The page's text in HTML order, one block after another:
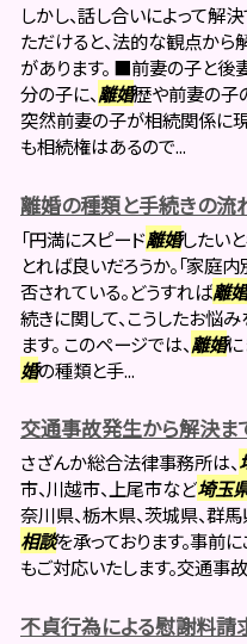
しかし、話し合いによって解
ただけると、法的な観点か
があります。 ■前妻の子と後
分の子に、離婚歴や前妻の子
突然前妻の子が相続関係に現
も相続権はあるので...
離婚の種類と手続きの流
「円満にスピード離婚したい
とれば良いだろうか。「家庭
否されている。どうすれば離婚
続きに関して、こうしたお悩
ます。 このページでは、離婚
婚の種類と手...
交通事故発生から解決ま
さざんか総合法律事務所は、
市、川越市、上尾市など埼玉
奈川県、栃木県、茨城県、群
相談を承っております。事前
もご対応いたします。交通事
不貞行為による慰謝料請